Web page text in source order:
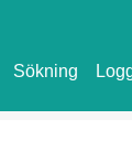
Sökning